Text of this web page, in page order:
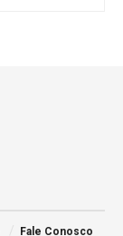
Fale Conosco